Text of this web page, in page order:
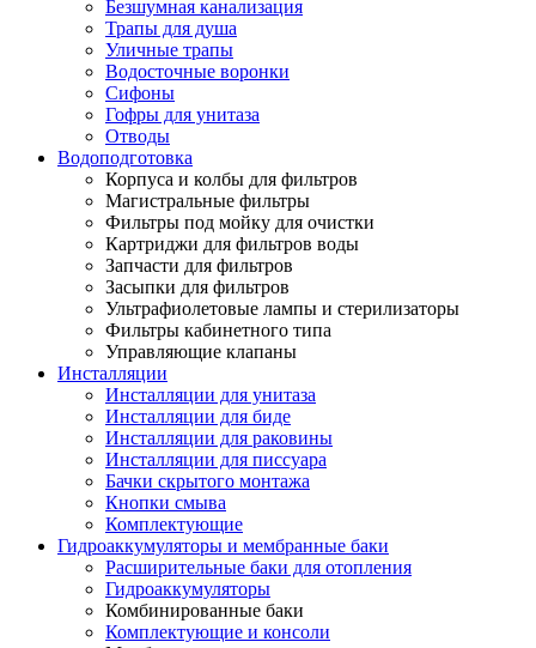
Безшумная канализация
Трапы для душа
Уличные трапы
Водосточные воронки
Сифоны
Гофры для унитаза
Отводы
Водоподготовка
Корпуса и колбы для фильтров
Магистральные фильтры
Фильтры под мойку для очистки
Картриджи для фильтров воды
Запчасти для фильтров
Засыпки для фильтров
Ультрафиолетовые лампы и стерилизаторы
Фильтры кабинетного типа
Управляющие клапаны
Инсталляции
Инсталляции для унитаза
Инсталляции для биде
Инсталляции для раковины
Инсталляции для писсуара
Бачки скрытого монтажа
Кнопки смыва
Комплектующие
Гидроаккумуляторы и мембранные баки
Расширительные баки для отопления
Гидроаккумуляторы
Комбинированные баки
Комплектующие и консоли